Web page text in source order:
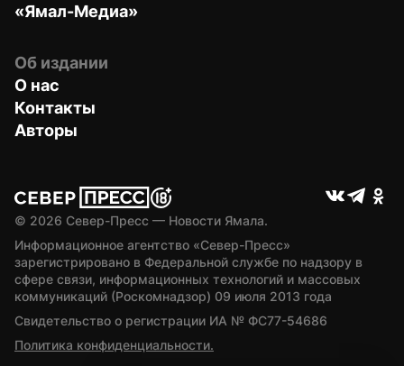
«Ямал-Медиа»
Об издании
О нас
Контакты
Авторы
© 2026 Север-Пресс — Новости Ямала.
Информационное агентство «Север-Пресс»
зарегистрировано в Федеральной службе по надзору в
сфере связи, информационных технологий и массовых
коммуникаций (Роскомнадзор) 09 июля 2013 года
Свидетельство о регистрации ИА № ФС77-54686
Политика конфиденциальности.